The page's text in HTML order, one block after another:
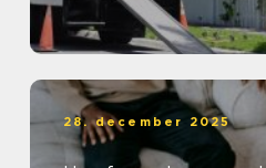
28. december 2025